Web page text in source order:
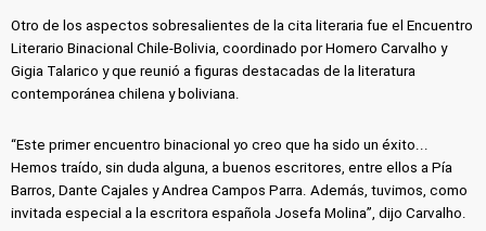
Otro de los aspectos sobresalientes de la cita literaria fue el Encuentro
Literario Binacional Chile-Bolivia, coordinado por Homero Carvalho y
Gigia Talarico y que reunió a figuras destacadas de la literatura
contemporánea chilena y boliviana.
“Este primer encuentro binacional yo creo que ha sido un éxito...
Hemos traído, sin duda alguna, a buenos escritores, entre ellos a Pía
Barros, Dante Cajales y Andrea Campos Parra. Además, tuvimos, como
invitada especial a la escritora española Josefa Molina”, dijo Carvalho.